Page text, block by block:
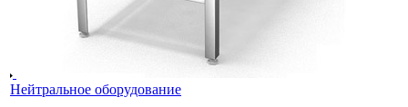
Нейтральное оборудование